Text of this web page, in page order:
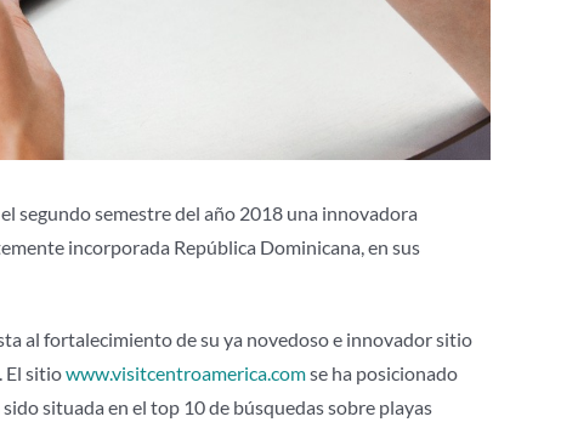
segundo semestre del año 2018 una innovadora
incorporada República Dominicana, en sus
al fortalecimiento de su ya novedoso e innovador sitio
El sitiowww.visitcentroamerica.comse ha posicionado
situada en el top 10 de búsquedas sobre playas